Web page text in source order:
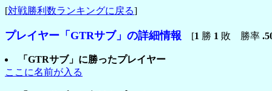
[対戦勝利数ランキングに戻る]
プレイヤー「GTRサブ」の詳細情報 [1 勝 1 敗 勝率
「GTRサブ」に勝ったプレイヤー
ここに名前が入る